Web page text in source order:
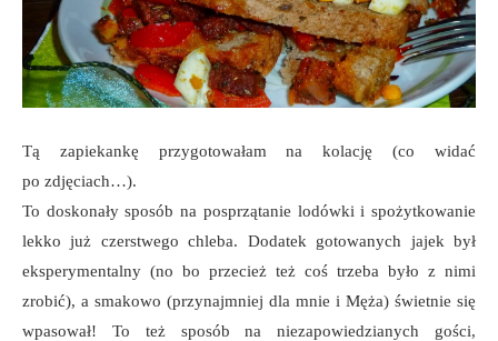
Tą zapiekankę przygotowałam na kolację (co widać
po zdjęciach…).
To doskonały sposób na posprzątanie lodówki i spożytkowanie
lekko już czerstwego chleba. Dodatek gotowanych jajek był
eksperymentalny (no bo przecież też coś trzeba było z nimi
zrobić), a smakowo (przynajmniej dla mnie i Męża) świetnie się
wpasował! To też sposób na niezapowiedzianych gości,